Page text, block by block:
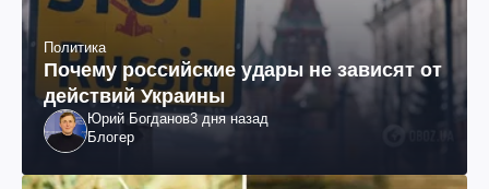
Политика
Почему российские удары не зависят от
действий Украины
Юрий Богданов3 дня назад
Блогер